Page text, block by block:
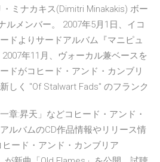
ミナカキス(Dimitri Minakakis) ボー
ルメンバー。 2007年5月1日、イコ
ドよりサードアルバム『マニピュ
年11月、ヴォーカル兼ベースを
ドがコヒード・アンド・カンブリ
しく "Of Stalwart Fads" のフランク
章:昇天」などコヒード・アンド・
ルバムのCD作品情報やリリース情
ード・アンド・カンブリア